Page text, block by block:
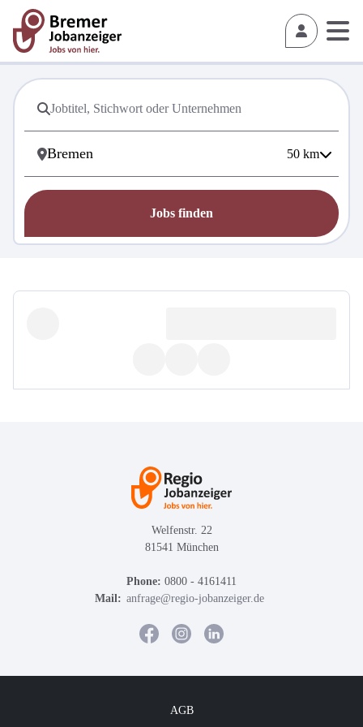
50 km
Jobs finden
Welfenstr. 22
81541 München
Phone: 0800 - 4161411
Mail: anfrage@regio-jobanzeiger.de
AGB